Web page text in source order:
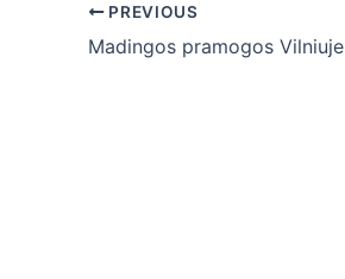
Post
navigation
PREVIOUS
Madingos pramogos Vilniuje